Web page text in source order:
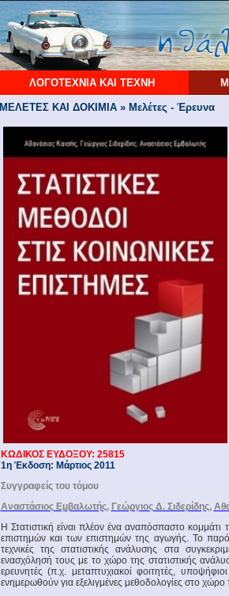
ΛΟΓΟΤΕΧΝΙΑ ΚΑΙ ΤΕΧΝΗ
ΜΕΛΕΤΕΣ ΚΑΙ ΔΟΚΙΜΙΑ » Μελέτες - Έρευνα
ΚΩΔΙΚΟΣ ΕΥΔΟΞΟΥ: 25815
1η Έκδοση: Μάρτιος 2011
Συγγραφείς του τόμου
Αναστάσιος Εμβαλωτής, Γεώργιος Δ. Σιδερίδης,
Η Στατιστική είναι πλέον ένα αναπόσπαστο
επιστημών και των επιστημών της αγωγής. Το
τεχνικές της στατιστικής ανάλυσης στα
ενασχόλησή τους με το χώρο της στατιστικής
ερευνητές (π.χ. μεταπτυχιακοί φοιτητές,
ενημερωθούν για εξελιγμένες μεθοδολογίες στο χώρο